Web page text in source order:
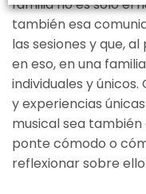
familia no es solo el
también esa
las sesiones y que,
en eso, en una
individuales y
y experiencias
musical sea también
ponte cómodo o
reflexionar sobre